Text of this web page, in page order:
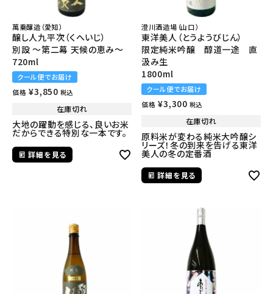
萬乗醸造（愛知）
醸し人九平次（くへいじ）
別設 ～第二幕 天候の恵み～
720ml
クール便でお届け
価格 ¥3,850 税込
在庫切れ
大地の躍動を感じる、良いお米
だからできる特別な一本です。
詳細を見る
澄川酒造場（山口）
東洋美人（とうようびじん）
限定純米吟醸 醇道一途 直
汲み生
1800ml
クール便でお届け
価格 ¥3,300 税込
在庫切れ
原料米が変わる純米大吟醸シ
リーズ！冬の到来を告げる東洋
美人の冬の定番酒
詳細を見る